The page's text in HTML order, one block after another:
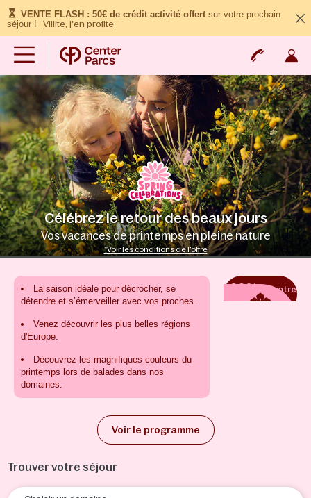
VENTE FLASH : 50€ de crédit activité offert sur votre prochain
séjour !
Viiiite, j'en profite
Célébrez le retour des beaux jours
Vos vacances de printemps en pleine nature
*Voir les conditions de l'offre
-20% sur votre
séjour
La saison idéale pour décrocher, se
détendre et s’émerveiller avec vos proches.​
Venez découvrir les plus belles régions
d'Europe.
Découvrez les magnifiques couleurs du
printemps lors de balades dans nos
domaines.
Voir le programme
Trouver votre séjour